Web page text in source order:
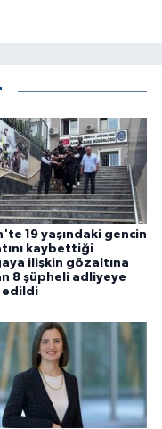
19 yaşındaki gencin
kaybettiği
ilişkin gözaltına
8 şüpheli adliyeye
edildi